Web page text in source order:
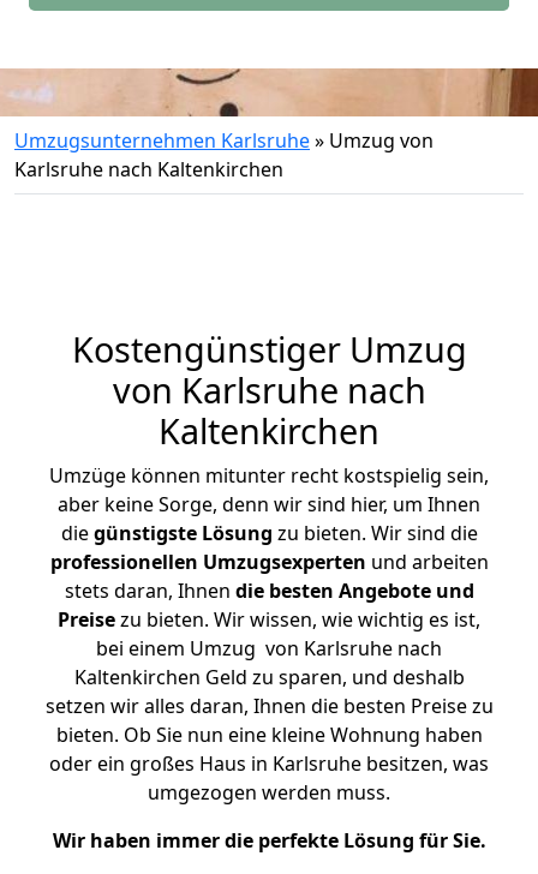
Umzugsunternehmen Karlsruhe» Umzug von
Karlsruhe nach Kaltenkirchen
Kostengünstiger Umzug
von Karlsruhe nach
Kaltenkirchen
Umzüge können mitunter recht kostspielig sein,
aber keine Sorge, denn wir sind hier, um Ihnen
diegünstigste Lösung zu bieten. Wir sind die
professionellen Umzugsexperten und arbeiten
stets daran, Ihnen die besten Angebote und
Preisezu bieten. Wir wissen, wie wichtig es ist,
bei einem Umzug von Karlsruhe nach
Kaltenkirchen Geld zu sparen, und deshalb
setzen wir alles daran, Ihnen die besten Preise zu
bieten. Ob Sie nun eine kleine Wohnung haben
oder ein großes Haus in Karlsruhe besitzen, was
umgezogen werden muss.
Wir haben immer die perfekte Lösung für Sie.